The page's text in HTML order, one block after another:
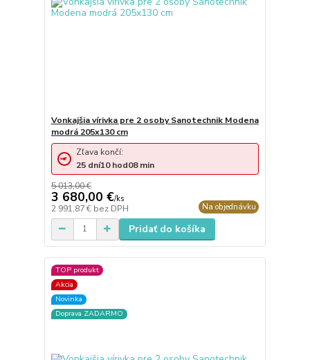
Vonkajšia vírivka pre 2 osoby Sanotechnik Modena
modrá 205x130 cm
5 013,00 €
3 680,00 €/ks
2 991,87 € bez DPH Na objednávku
Zľava končí:
25 dní10hod08min
Pridať do košíka
TOP produkt
Akcia
Novinka
Doprava ZADARMO